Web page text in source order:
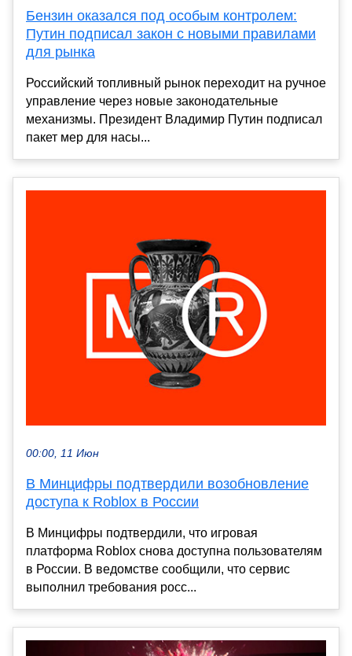
Бензин оказался под особым контролем:
Путин подписал закон с новыми правилами
для рынка
Российский топливный рынок переходит на ручное
управление через новые законодательные
механизмы. Президент Владимир Путин подписал
пакет мер для насы...
00:00, 11 Июн
В Минцифры подтвердили возобновление
доступа к Roblox в России
В Минцифры подтвердили, что игровая
платформа Roblox снова доступна пользователям
в России. В ведомстве сообщили, что сервис
выполнил требования росс...